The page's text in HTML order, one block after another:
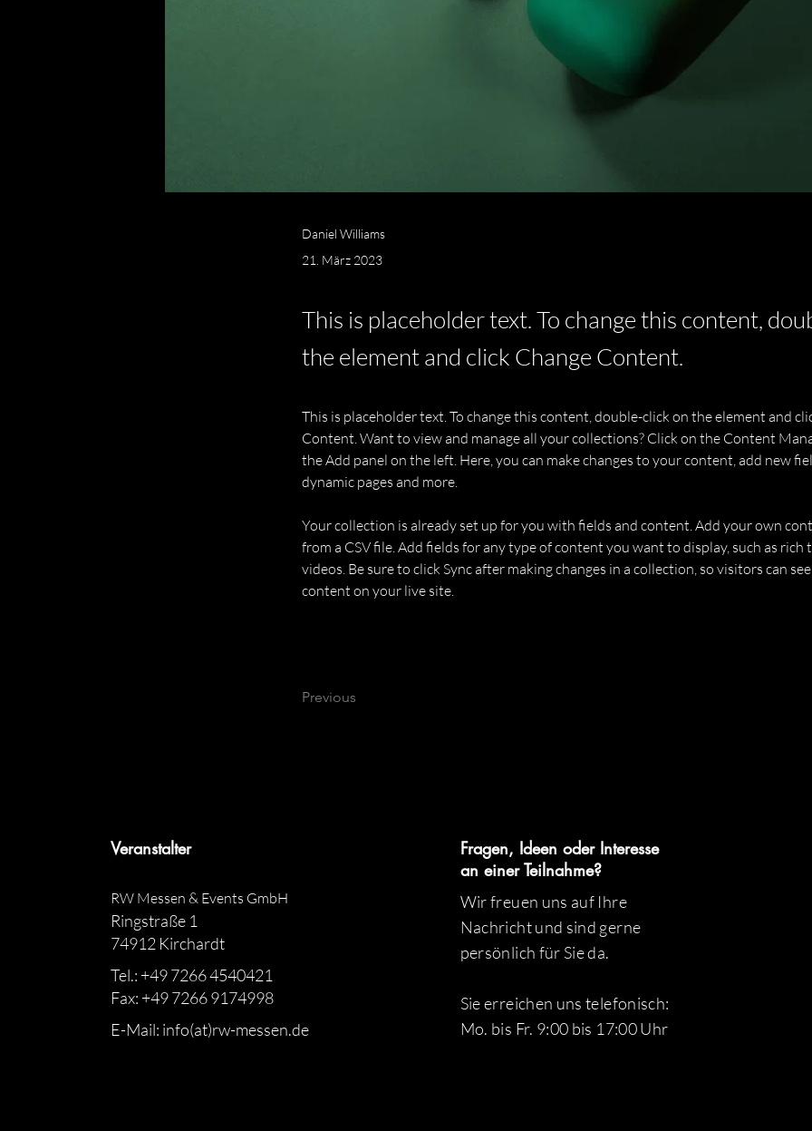
Daniel Williams
21. März 2023
This is placeholder text. To change this content,
the element and click Change Content.
This is placeholder text. To change this content, double-click on the element and
Content. Want to view and manage all your collections? Click on the Content
the Add panel on the left. Here, you can make changes to your content, add new
dynamic pages and more.
Your collection is already set up for you with fields and content. Add your own
from a CSV file. Add fields for any type of content you want to display, such as rich
videos. Be sure to click Sync after making changes in a collection, so visitors can
content on your live site.
Previous
Veranstalter
RW Messen & Events GmbH
Ringstraße 1
74912 Kirchardt
Tel.: +49 7266 4540421
Fax: +49 7266 9174998
E-Mail: info(at)rw-messen.de
Fragen, Ideen oder Interesse
an einer Teilnahme?
Wir freuen uns auf Ihre
Nachricht und sind gerne
persönlich für Sie da.
Sie erreichen uns telefonisch:
Mo. bis Fr. 9:00 bis 17:00 Uhr